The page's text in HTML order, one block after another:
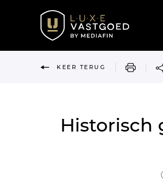
KEER TERUG
Historisch